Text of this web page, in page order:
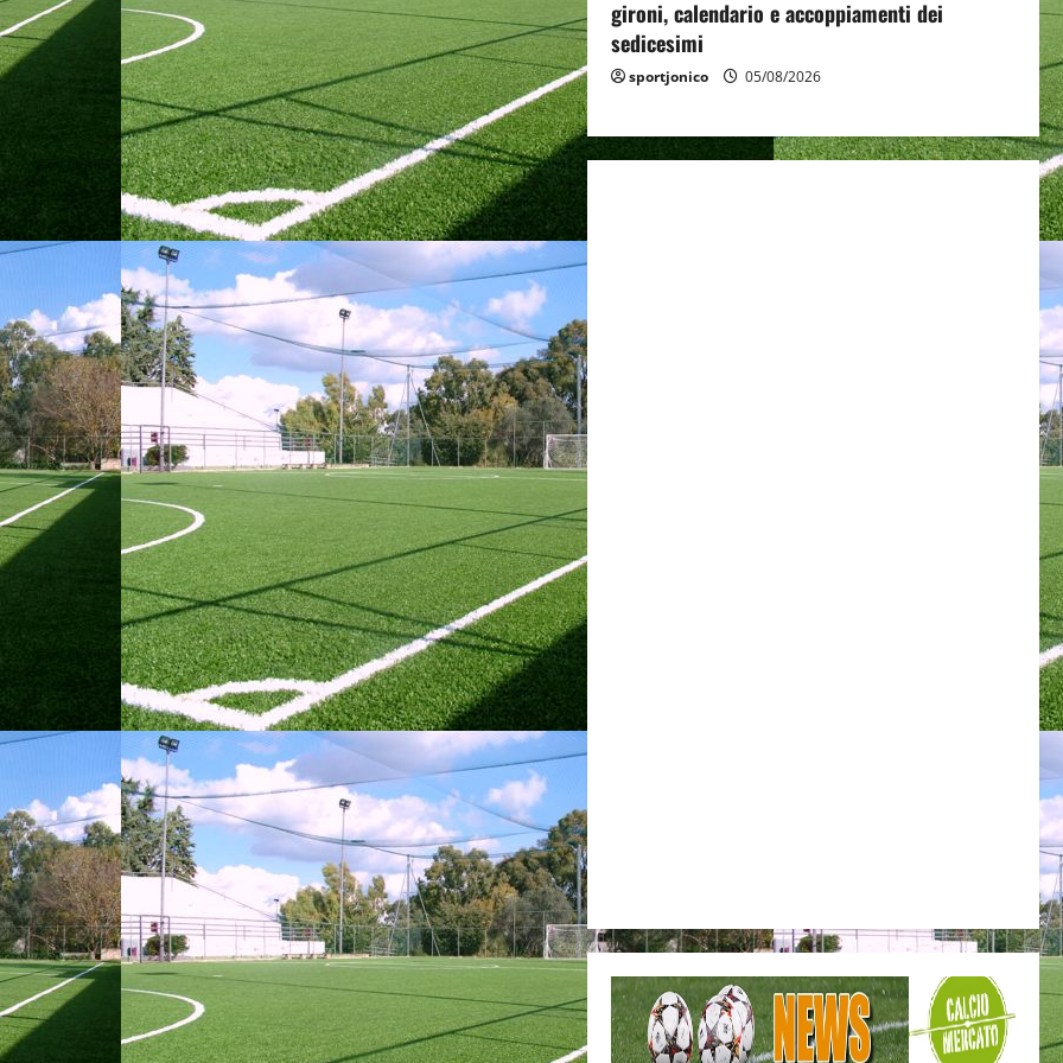
gironi, calendario e accoppiamenti dei
sedicesimi
sportjonico 05/08/2026